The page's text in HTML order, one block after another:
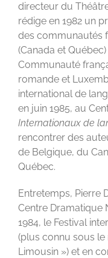
directeur du
rédige en 1982 un
des communautés
(Canada et
Communauté
romande et
international de
en juin 1985, au
Internationaux de
rencontrer des
de Belgique, du
Québec.
Entretemps, Pierre
Centre Dramatique
1984, le Festival
(plus connu sous le
Limousin ») et en